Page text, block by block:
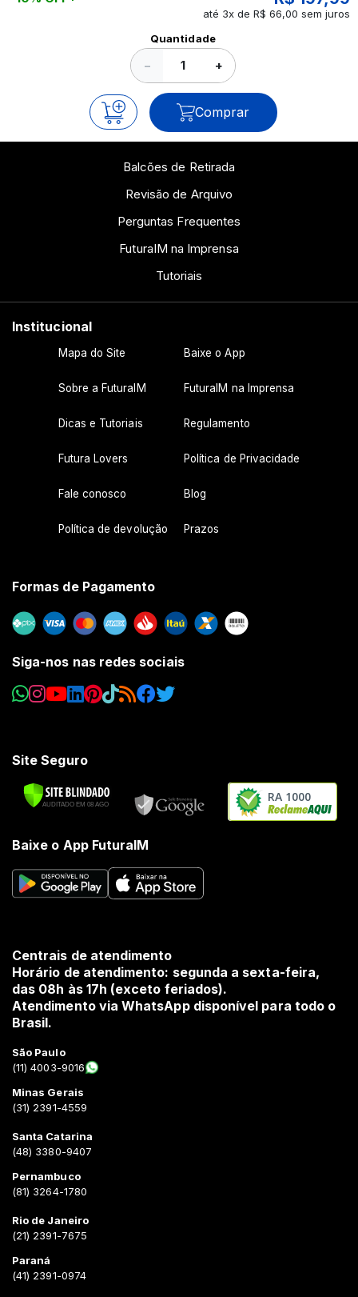
até 3x de R$ 66,00 sem juros
Quantidade
− +
Comprar
Balcões de Retirada
Revisão de Arquivo
Perguntas Frequentes
FuturaIM na Imprensa
Tutoriais
Institucional
Mapa do Site Baixe o App
Sobre a FuturaIM FuturaIM na Imprensa
Dicas e Tutoriais Regulamento
Futura Lovers Política de Privacidade
Fale conosco Blog
Política de devolução Prazos
Formas de Pagamento
Siga-nos nas redes sociais
Site Seguro
RA 1000
Baixe o App FuturaIM
Centrais de atendimento
Horário de atendimento: segunda a sexta-feira,
das 08h às 17h (exceto feriados).
Atendimento via WhatsApp disponível para todo o
Brasil.
São Paulo
(11) 4003-9016
Minas Gerais
(31) 2391-4559
Santa Catarina
(48) 3380-9407
Pernambuco
(81) 3264-1780
Rio de Janeiro
(21) 2391-7675
Paraná
(41) 2391-0974